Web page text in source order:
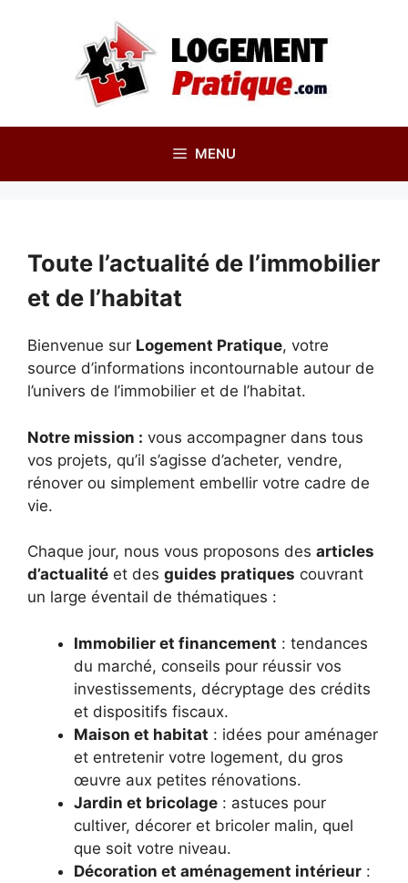
MENU
Toute l’actualité de l’immobilier
et de l’habitat
Bienvenue sur Logement Pratique, votre
source d’informations incontournable autour de
l’univers de l’immobilier et de l’habitat.
Notre mission : vous accompagner dans tous
vos projets, qu’il s’agisse d’acheter, vendre,
rénover ou simplement embellir votre cadre de
vie.
Chaque jour, nous vous proposons des articles
d’actualité et des guides pratiques couvrant
un large éventail de thématiques :
Immobilier et financement : tendances
du marché, conseils pour réussir vos
investissements, décryptage des crédits
et dispositifs fiscaux.
Maison et habitat : idées pour aménager
et entretenir votre logement, du gros
œuvre aux petites rénovations.
Jardin et bricolage : astuces pour
cultiver, décorer et bricoler malin, quel
que soit votre niveau.
Décoration et aménagement intérieur :